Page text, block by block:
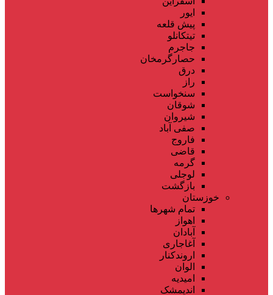
ایور
پیش قلعه
تیتکانلو
جاجرم
حصارگرمخان
درق
راز
سنخواست
شوقان
شیروان
صفی آباد
فاروج
قاضی
گرمه
لوجلی
بازگشت
خوزستان
تمام شهر‌ها
اهواز
آبادان
آغاجاری
اروندکنار
الوان
امیدیه
اندیمشک